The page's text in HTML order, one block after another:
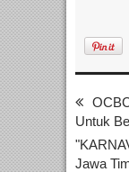
Untuk
Jawa